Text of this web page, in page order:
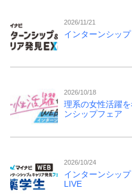
2026/11/21
インターンシッ
2026/10/18
理系の女性活躍
ンシップフェア
2026/10/24
インターンシッ
LIVE